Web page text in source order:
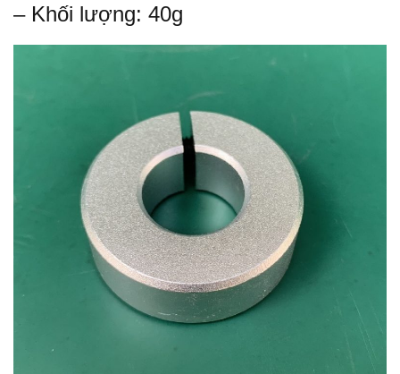
– Khối lượng: 40g